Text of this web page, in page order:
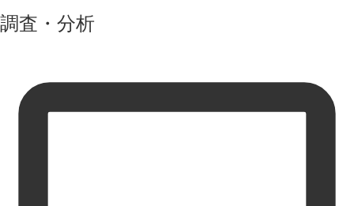
調査・分析